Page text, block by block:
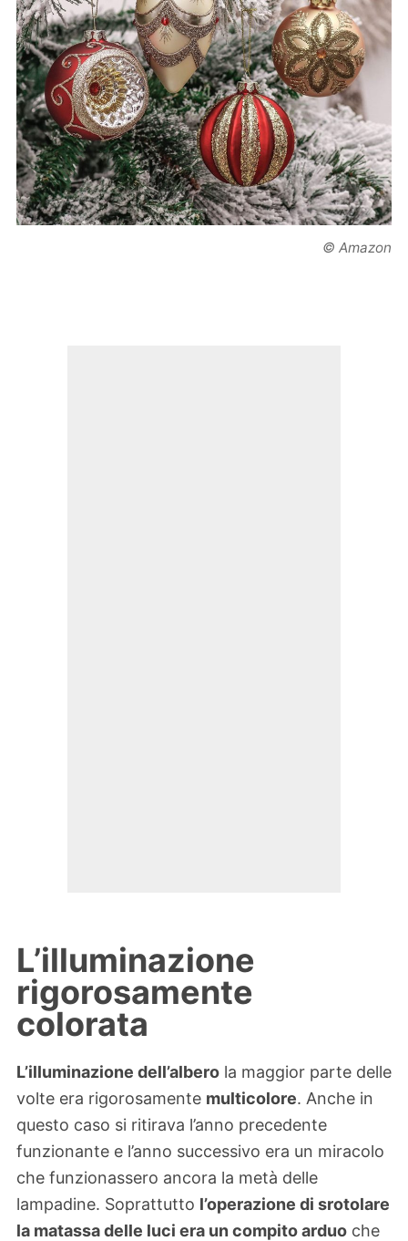
© Amazon
L’illuminazione
rigorosamente
colorata
L’illuminazione dell’albero la maggior parte delle
volte era rigorosamente multicolore. Anche in
questo caso si ritirava l’anno precedente
funzionante e l’anno successivo era un miracolo
che funzionassero ancora la metà delle
lampadine. Soprattutto l’operazione di srotolare
la matassa delle luci era un compito arduo che